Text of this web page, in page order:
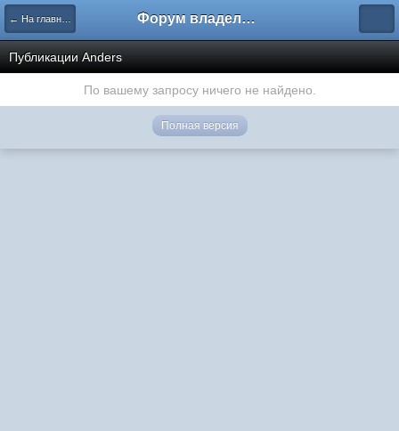
← На главную Форум владельцев интернет-магазинов
Публикации Anders
По вашему запросу ничего не найдено.
Полная версия